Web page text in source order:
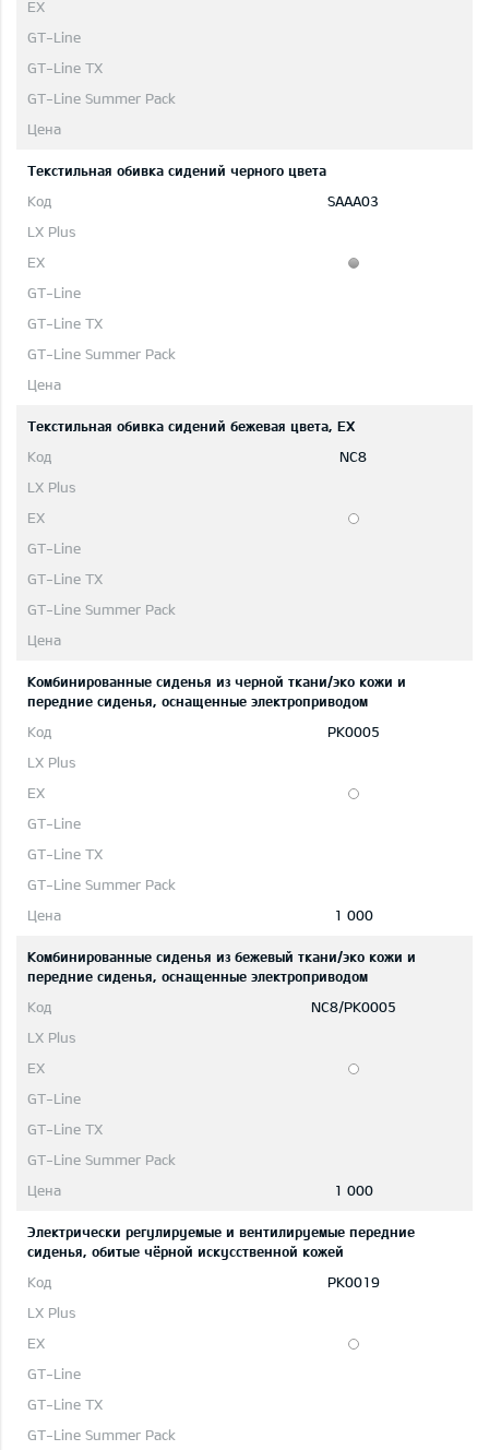
Текстильная обивка сидений черного цвета
SAAA03
Текстильная обивка сидений бежевая цвета, EX
NC8
Комбинированные сиденья из черной ткани/эко кожи и
передние сиденья, оснащенные электроприводом
PK0005
1 000
Комбинированные сиденья из бежевый ткани/эко кожи и
передние сиденья, оснащенные электроприводом
NC8/PK0005
1 000
Электрически регулируемые и вентилируемые передние
сиденья, обитые чёрной искусственной кожей
PK0019